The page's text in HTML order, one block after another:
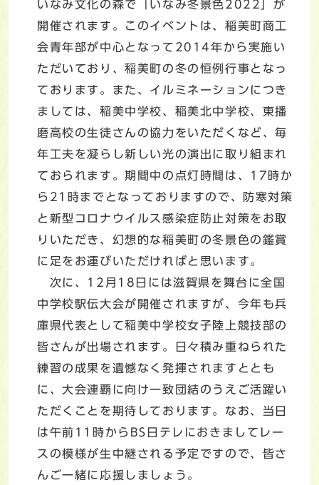
いなみ文化の森で「いなみ冬景色2022」が
開催されます。このイベントは、稲美町商工
会青年部が中心となって2014年から実施い
ただいており、稲美町の冬の恒例行事となっ
ております。また、イルミネーションにつき
ましては、稲美中学校、稲美北中学校、東播
磨高校の生徒さんの協力をいただくなど、毎
年工夫を凝らし新しい光の演出に取り組まれ
ておられます。期間中の点灯時間は、17時か
ら21時までとなっておりますので、防寒対策
と新型コロナウイルス感染症防止対策をお取
りいただき、幻想的な稲美町の冬景色の鑑賞
に足をお運びいただければと思います。
次に、12月18日には滋賀県を舞台に全国
中学校駅伝大会が開催されますが、今年も兵
庫県代表として稲美中学校女子陸上競技部の
皆さんが出場されます。日々積み重ねられた
練習の成果を遺憾なく発揮されますととも
に、大会連覇に向け一致団結のうえご活躍い
ただくことを期待しております。なお、当日
は午前11時からBS日テレにおきましてレー
スの模様が生中継される予定ですので、皆さ
んご一緒に応援しましょう。